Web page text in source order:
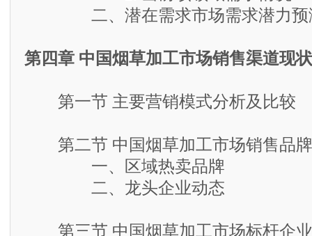
二、潜在需求市场需求潜力预
第四章 中国烟草加工市场销售渠道现
第一节 主要营销模式分析及比较
第二节 中国烟草加工市场销售品
一、区域热卖品牌
二、龙头企业动态
第三节 中国烟草加工市场标杆企业